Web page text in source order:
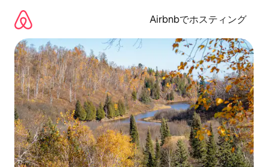
Airbnbでホスティング